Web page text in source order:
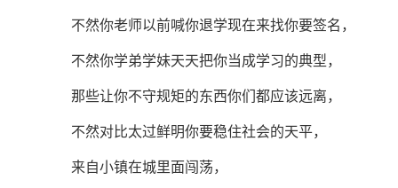
不然你老师以前喊你退学现在来找你要签名，
不然你学弟学妹天天把你当成学习的典型，
那些让你不守规矩的东西你们都应该远离，
不然对比太过鲜明你要稳住社会的天平，
来自小镇在城里面闯荡，